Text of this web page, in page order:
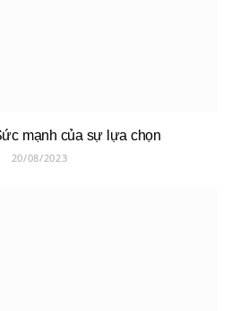
mạnh của sự lựa chọn
20/08/2023